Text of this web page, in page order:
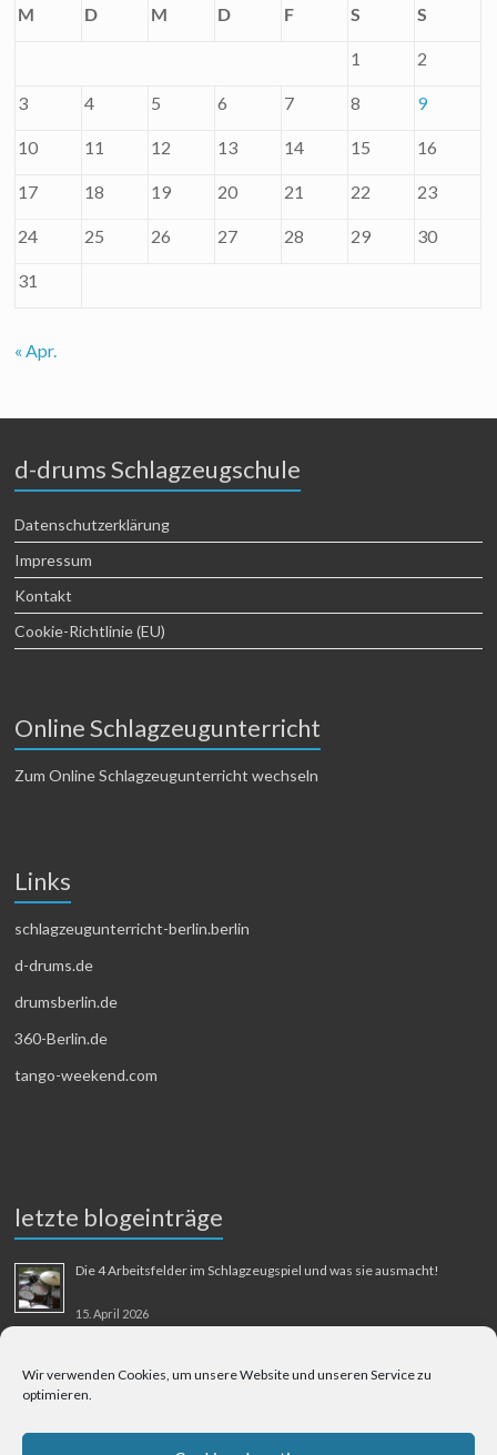
Wir verwenden Cookies, um unsere Website und unseren Service zu
optimieren.
M D M D F S S
1 2
3 4 5 6 7 8 9
10 11 12 13 14 15 16
17 18 19 20 21 22 23
24 25 26 27 28 29 30
31
« Apr.
d-drums Schlagzeugschule
Datenschutzerklärung
Impressum
Kontakt
Cookie-Richtlinie (EU)
Online Schlagzeugunterricht
Zum Online Schlagzeugunterricht wechseln
Links
schlagzeugunterricht-berlin.berlin
d-drums.de
drumsberlin.de
360-Berlin.de
tango-weekend.com
letzte blogeinträge
Die 4 Arbeitsfelder im Schlagzeugspiel und was sie ausmacht!
15. April 2026
31. August 2025
Berliner Flughafen Tegel – Berlin-Bangkok